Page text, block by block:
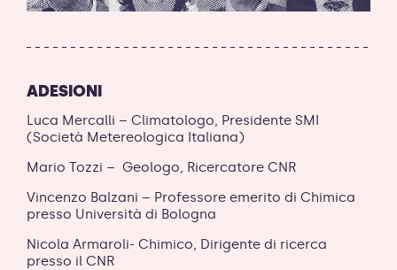
ADESIONI
Luca Mercalli – Climatologo, Presidente SMI
(Società Metereologica Italiana)
Mario Tozzi – Geologo, Ricercatore CNR
Vincenzo Balzani – Professore emerito di Chimica
presso Università di Bologna
Nicola Armaroli- Chimico, Dirigente di ricerca
presso il CNR